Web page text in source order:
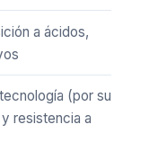
a ácidos,
(por su
resistencia a